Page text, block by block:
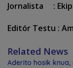
Jornalista :
Editór Testu :
Related News
Aderito hosik knua,